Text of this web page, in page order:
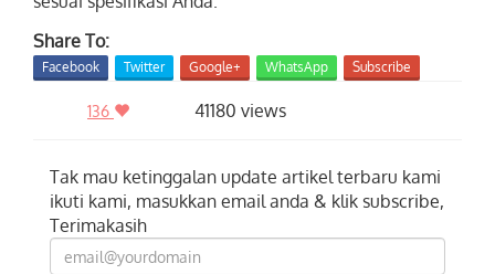
Share To:
Facebook Twitter Google+ WhatsApp Subscribe
136 41180 views
Tak mau ketinggalan update artikel terbaru kami
ikuti kami, masukkan email anda & klik subscribe,
Terimakasih